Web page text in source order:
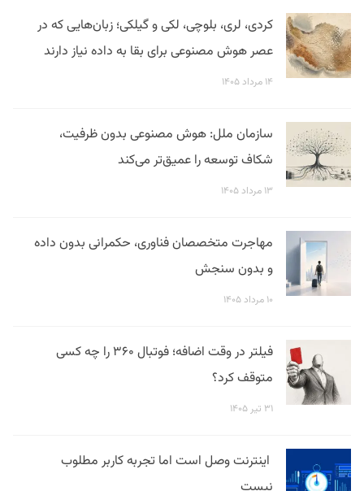
کردی، لری، بلوچی، لکی و گیلکی؛ زبان‌هایی که در
عصر هوش مصنوعی برای بقا به داده نیاز دارند
۱۴ مرداد ۱۴۰۵
سازمان ملل: هوش مصنوعی بدون ظرفیت،
شکاف توسعه را عمیق‌تر می‌کند
۱۳ مرداد ۱۴۰۵
مهاجرت متخصصان فناوری، حکمرانی بدون داده
و بدون سنجش
۱۰ مرداد ۱۴۰۵
فیلتر در وقت اضافه؛ فوتبال ۳۶۰ را چه کسی
متوقف کرد؟
۳۱ تیر ۱۴۰۵
اینترنت وصل است اما تجربه کاربر مطلوب